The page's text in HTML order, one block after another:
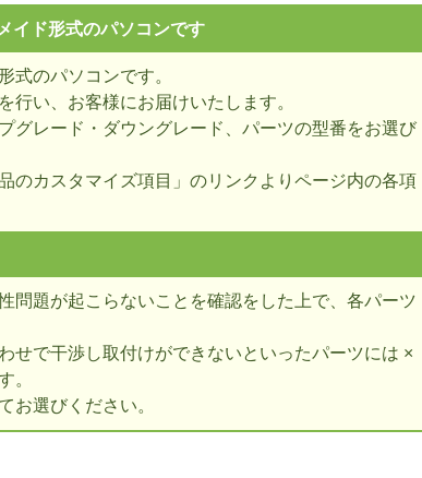
イド形式のパソコンです
式のパソコンです。
行い、お客様にお届けいたします。
グレード・ダウングレード、パーツの型番をお選び
のカスタマイズ項目」のリンクよりページ内の各項
問題が起こらないことを確認をした上で、各パーツ
せで干渉し取付けができないといったパーツには ×
。
お選びください。